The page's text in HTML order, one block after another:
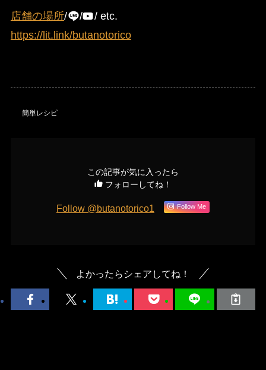
店舗の場所/ /
/ etc.
https://lit.link/butanotorico
簡単レシピ
この記事が気に入ったら
フォローしてね！
Follow @butanotorico1 Follow Me
よかったらシェアしてね！